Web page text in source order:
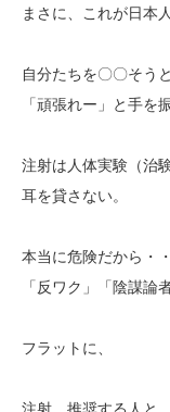
まさに、これが日本
自分たちを〇〇そう
「頑張れー」と手を
注射は人体実験（治
耳を貸さない。
本当に危険だから・
「反ワク」「陰謀論
フラットに、